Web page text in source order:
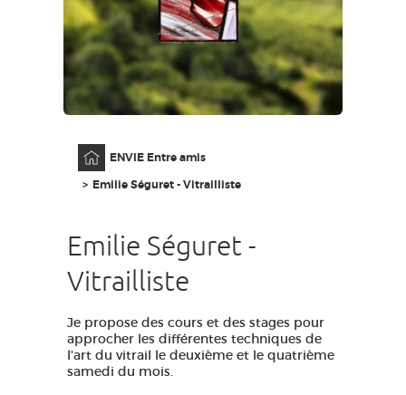
MA SÉLECTION
FR
ENVIE Entre amis
Emilie Séguret - Vitrailliste
Emilie Séguret -
Vitrailliste
Je propose des cours et des stages pour
approcher les différentes techniques de
l'art du vitrail le deuxième et le quatrième
samedi du mois.